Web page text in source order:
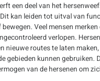
een deel van het
kan leiden tot uitval van
Veel mensen merken
verlopen.
nieuwe routes te laten
gebieden kunnen gebruiken.
van de hersenen om